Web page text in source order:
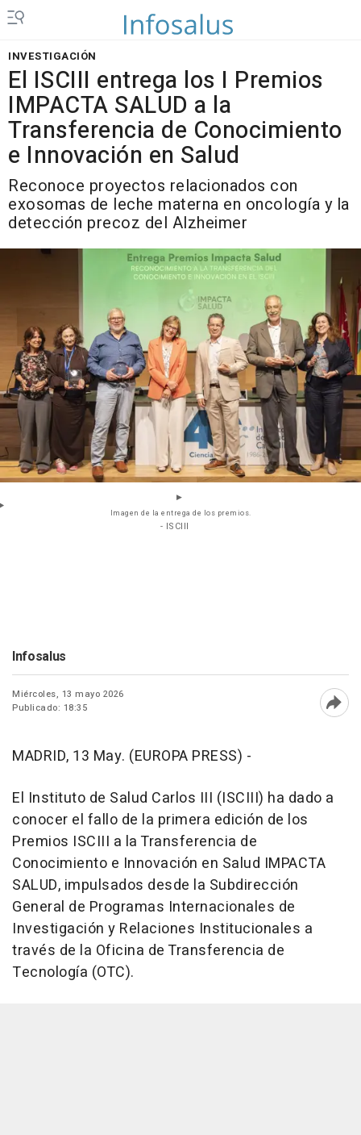
INVESTIGACIÓN
El ISCIII entrega los I Premios
IMPACTA SALUD a la
Transferencia de Conocimiento
e Innovación en Salud
Reconoce proyectos relacionados con
exosomas de leche materna en oncología y la
detección precoz del Alzheimer
Imagen de la entrega de los premios.
- ISCIII
Infosalus
Miércoles, 13 mayo 2026
Publicado: 18:35
MADRID, 13 May. (EUROPA PRESS) -
El Instituto de Salud Carlos III (ISCIII) ha dado a
conocer el fallo de la primera edición de los
Premios ISCIII a la Transferencia de
Conocimiento e Innovación en Salud IMPACTA
SALUD, impulsados desde la Subdirección
General de Programas Internacionales de
Investigación y Relaciones Institucionales a
través de la Oficina de Transferencia de
Tecnología (OTC).